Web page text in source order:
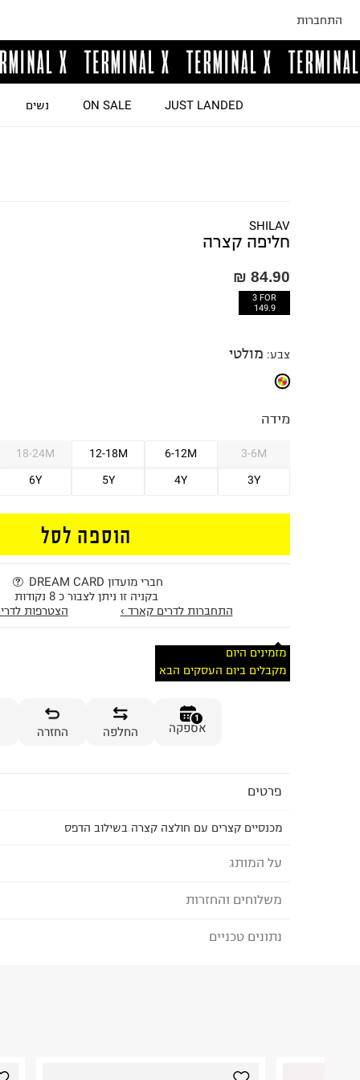
התחברות
JUST LANDED
ON SALE נשים
SHILAV
חליפה קצרה
84.90 ₪
3 FOR
149.9
צבע: מולטי
מידה
3-6M
6-12M
12-18M
18-24M
3Y
4Y
5Y
6Y
הוספה לסל
חברי מועדון DREAM CARD
בקניה זו ניתן לצבור כ 8 נקודות
התחברות לדרים קארד ›
הצטרפות
מזמינים היום
מקבלים ביום העסקים הבא
1
אספקה החלפה החזרה
פרטים
מכנסיים קצרים עם חולצה קצרה בשילוב הדפס
על המותג
SHILAV - שילב
משלוחים והחזרות
לבחירת בשיטת המשלוח המתאימה לכם,
נתונים טכניים